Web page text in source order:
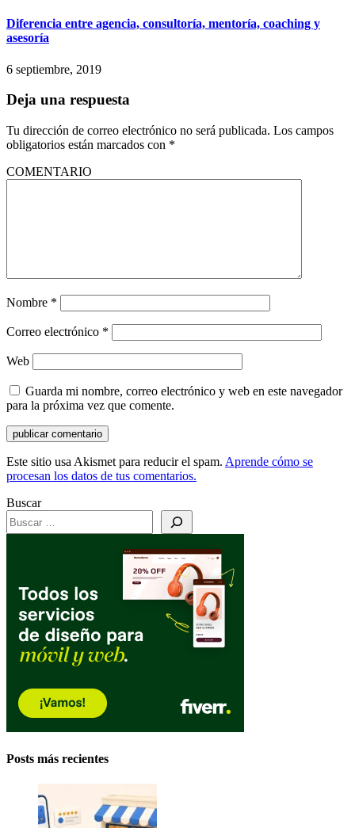
Diferencia entre agencia, consultoría, mentoría, coaching y
asesoría
6 septiembre, 2019
Deja una respuesta
Tu dirección de correo electrónico no será publicada. Los campos
obligatorios están marcados con *
COMENTARIO
Nombre *
Correo electrónico *
Web
Guarda mi nombre, correo electrónico y web en este navegador
para la próxima vez que comente.
Este sitio usa Akismet para reducir el spam. Aprende cómo se
procesan los datos de tus comentarios.
Buscar
Posts más recientes